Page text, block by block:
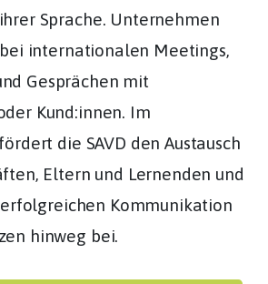
Sprache. Unternehmen
internationalen Meetings,
Gesprächen mit
Kund:innen. Im
die SAVD den Austausch
Eltern und Lernenden und
Kommunikation
hinweg bei.